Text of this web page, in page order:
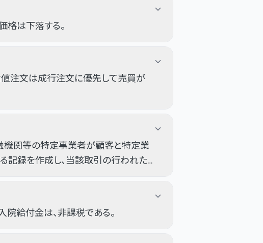
格は下落する。
注文は成行注文に優先して売買が
機関等の特定事業者が顧客と特定業
記録を作成し、当該取引の行われた
給付金は、非課税である。